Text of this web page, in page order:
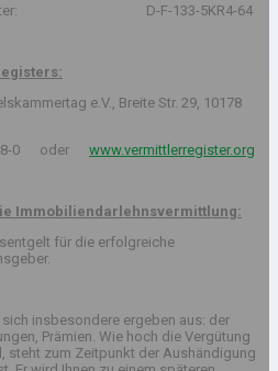
Register: D-F-133-5KR4-64
e.V., Breite Str. 29, 10178
0 oder www.vermittlerregister.org
Immobiliendarlehnsvermittlung:
für die erfolgreiche
insbesondere ergeben aus: der
Prämien. Wie hoch die Vergütung
steht zum Zeitpunkt der Aushändigung